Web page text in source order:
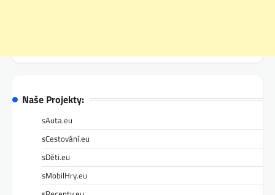
Naše Projekty:
sAuta.eu
sCestování.eu
sDěti.eu
sMobilHry.eu